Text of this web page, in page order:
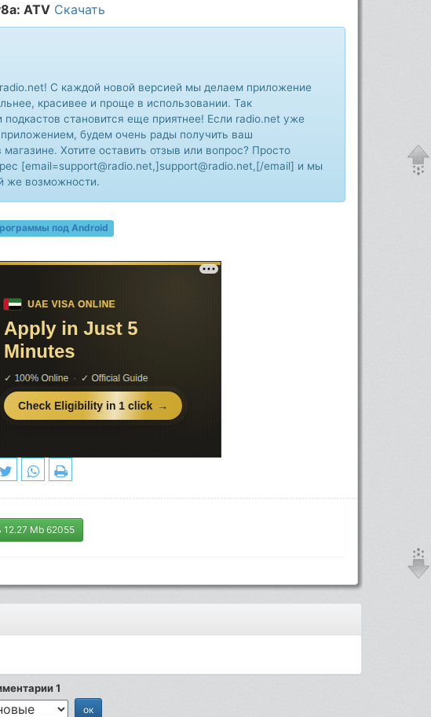
ATV Скачать
С каждой новой версией мы делаем приложение
красивее и проще в использовании. Так
становится еще приятнее! Если radio.net уже
будем очень рады получить ваш
Хотите оставить отзыв или вопрос? Просто
[email=support@radio.net,]support@radio.net,[/email] и мы
же возможности.
под Android
12.27 Mb 62055
1